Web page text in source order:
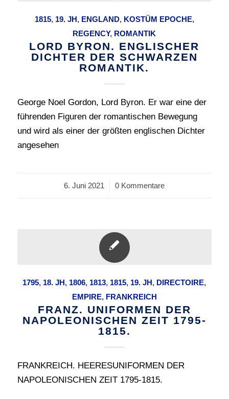
1815, 19. JH, ENGLAND, KOSTÜM EPOCHE,
REGENCY, ROMANTIK
LORD BYRON. ENGLISCHER
DICHTER DER SCHWARZEN
ROMANTIK.
George Noel Gordon, Lord Byron. Er war eine der
führenden Figuren der romantischen Bewegung
und wird als einer der größten englischen Dichter
angesehen
6. Juni 2021
/ 0 Kommentare
1795, 18. JH, 1806, 1813, 1815, 19. JH, DIRECTOIRE,
EMPIRE, FRANKREICH
FRANZ. UNIFORMEN DER
NAPOLEONISCHEN ZEIT 1795-
1815.
FRANKREICH. HEERESUNIFORMEN DER
NAPOLEONISCHEN ZEIT 1795-1815.